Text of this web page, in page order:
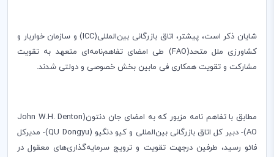
شایان ذکر است، پیشتر، اتاق بازرگانی بین‌المللی(ICC) و سازمان خواربار و
کشاورزی ملل متحد(FAO) طی امضای تفاهم‌نامه‌ای متعهد به تقویت
مشارکت و تقویت همکاری فی مابین بخش خصوصی و دولتی شدند.
مطابق با تفاهم نامه مزبور که به امضای جان دنتون(John W.H. Denton
AO)- دبیر کل اتاق بازرگانی بینالمللی و کیو دنگیو (QU Dongyu)- مدیرکل
فائو رسید، طرفین درجهت تقویت و ترویج سرمایهگذاریهای معقول در